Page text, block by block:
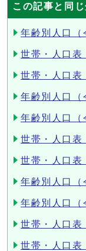
この記事と同
年齢別人口（
世帯・人口表
世帯・人口表
年齢別人口（
年齢別人口（
世帯・人口表
世帯・人口表
年齢別人口（
年齢別人口（
世帯・人口表
世帯・人口表